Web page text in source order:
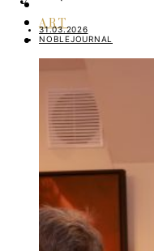
ART
TRAVEL
31.03.2026
NOBLEJOURNAL